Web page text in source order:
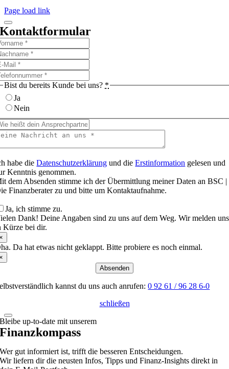
Page load link
Kontaktformular
Bist du bereits Kunde bei uns? *
Ja
Nein
habe dieDatenschutzerklärung und dieErstinformation gelesen und
Kenntnis genommen.
dem Absenden stimme ich der Übermittlung meiner Daten an BSC |
Finanzberater zu und bitte um Kontaktaufnahme.
Ja, ich stimme zu.
Dank! Deine Angaben sind zu uns auf dem Weg. Wir melden uns
Kürze bei dir.
Da hat etwas nicht geklappt. Bitte probiere es noch einmal.
Absenden
kannst du uns auch anrufen:0 92 61 / 96 28 6-0
schließen
Bleibe up-to-date mit unserem
Finanzkompass
Wer gut informiert ist, trifft die besseren Entscheidungen.
Wir liefern dir die neusten Infos, Tipps und Finanz-Insights direkt in